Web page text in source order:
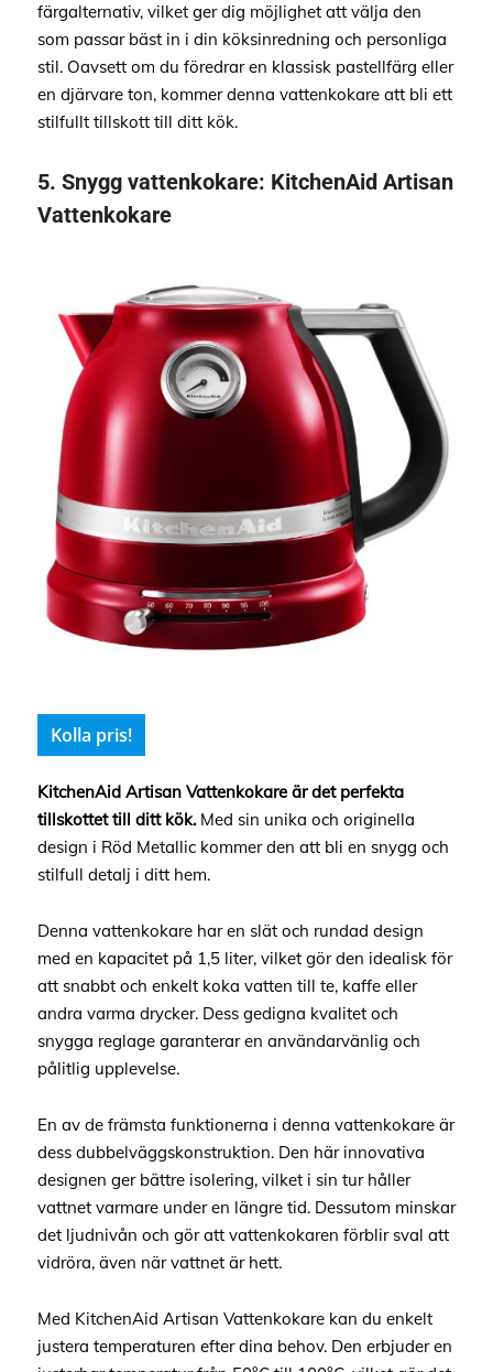
färgalternativ, vilket ger dig möjlighet att välja den
som passar bäst in i din köksinredning och personliga
stil. Oavsett om du föredrar en klassisk pastellfärg eller
en djärvare ton, kommer denna vattenkokare att bli ett
stilfullt tillskott till ditt kök.
5. Snygg vattenkokare: KitchenAid Artisan
Vattenkokare
Kolla pris!
KitchenAid Artisan Vattenkokare är det perfekta
tillskottet till ditt kök.Med sin unika och originella
design i Röd Metallic kommer den att bli en snygg och
stilfull detalj i ditt hem.
Denna vattenkokare har en slät och rundad design
med en kapacitet på 1,5 liter, vilket gör den idealisk för
att snabbt och enkelt koka vatten till te, kaffe eller
andra varma drycker. Dess gedigna kvalitet och
snygga reglage garanterar en användarvänlig och
pålitlig upplevelse.
En av de främsta funktionerna i denna vattenkokare är
dess dubbelväggskonstruktion. Den här innovativa
designen ger bättre isolering, vilket i sin tur håller
vattnet varmare under en längre tid. Dessutom minskar
det ljudnivån och gör att vattenkokaren förblir sval att
vidröra, även när vattnet är hett.
Med KitchenAid Artisan Vattenkokare kan du enkelt
justera temperaturen efter dina behov. Den erbjuder en